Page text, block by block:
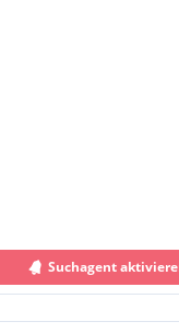
Suchagent